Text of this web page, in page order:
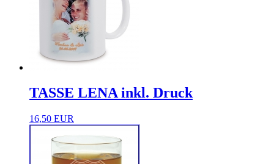
TASSE LENA inkl. Druck
16,50 EUR